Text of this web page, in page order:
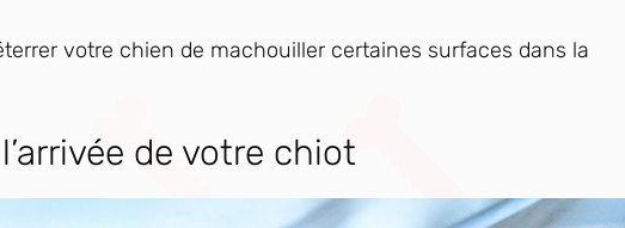
votre chien de machouiller certaines surfaces dans la
de votre chiot